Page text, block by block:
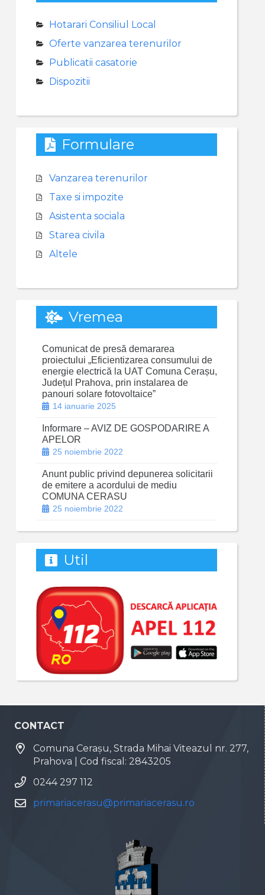
Hotarari Consiliul Local
Oferte vanzarea terenurilor
Publicatii casatorie
Dispozitii
Formulare
Vanzarea terenurilor
Taxe si impozite
Asistenta sociala
Starea civila
Altele
Vremea
Comunicat de presă demararea
proiectului „Eficientizarea consumului de
energie electrică la UAT Comuna Cerașu,
Județul Prahova, prin instalarea de
panouri solare fotovoltaice”
14 ianuarie 2025
Informare – AVIZ DE GOSPODARIRE A
APELOR
25 noiembrie 2022
Anunt public privind depunerea solicitarii
de emitere a acordului de mediu
COMUNA CERASU
25 noiembrie 2022
Util
CONTACT
Comuna Cerașu, Strada Mihai Viteazul nr. 277,
Prahova | Cod fiscal: 2843205
0244 297 112
primariacerasu@primariacerasu.ro